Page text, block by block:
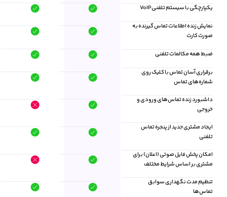
یکپارچگی با سیستم تلفنی VoIP
نمایش زنده اطلاعات تماس گیرنده به
صورت کارت
ضبط همه مکالمات تلفنی
برقراری آسان تماس با کلیک روی
شماره‌های تماس
داشبورد زنده تماس‌های ورودی و
خروجی
ایجاد مشتری جدید از پنجره تماس
تلفنی
امکان پخش فایل صوتی (اعلان) برای
مشتری بر اساس شرایط مختلف
تنظیم مدت نگهداری سوابق
تماس‌ها